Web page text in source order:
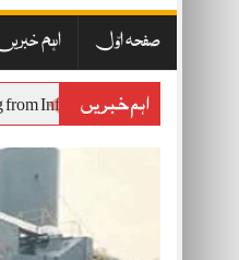
صفحہ اوّل اہم
اہم خبریں
from Inflation and